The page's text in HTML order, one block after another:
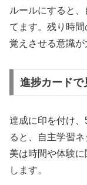
ルールにすると
てます。残り時
覚えさせる意識が
進捗カードで
達成に印を付け
ると、自主学習
美は時間や体験
します。